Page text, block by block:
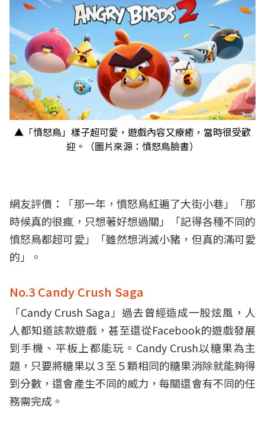
▲「憤怒鳥」樣子超可愛，遊戲內容又療癒，當時很受歡
迎。（圖片來源：憤怒鳥臉書）
網友評價：「那一年，憤怒鳥紅遍了大街小巷」「那
時候真的很瘋，只想著好想過關」「記得各種不同的
憤怒鳥都超可愛」「雖然想消滅小豬，但真的滿可愛
的」。
No.3 Candy Crush Saga
「Candy Crush Saga」過去曾經造成一股炫風，人
人都知道該款遊戲，甚至還從Facebook的遊戲發展
到手機、平板上都能玩。Candy Crush以糖果為主
題，只要將糖果以３至５顆相同的糖果消除就能夠得
到分數，還會產生不同的威力，每關還會有不同的任
務需完成。